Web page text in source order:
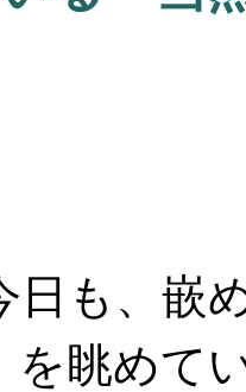
も、嵌
を眺めて